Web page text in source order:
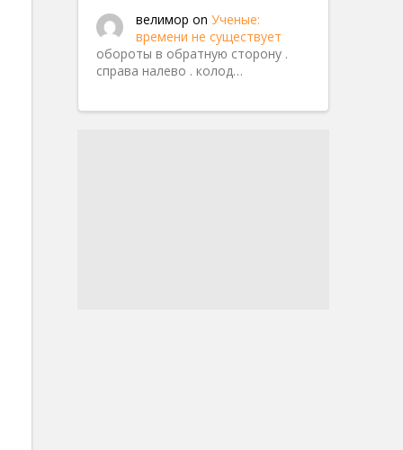
велимор on Ученые:
времени не существует
обороты в обратную сторону .
справа налево . колод…